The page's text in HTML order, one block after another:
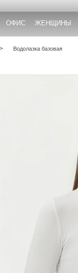
ОФИС ЖЕНЩИНЫ
Водолазка базовая